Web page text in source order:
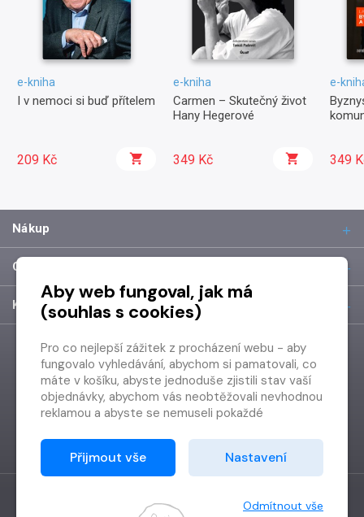
e-kniha
I v nemoci si buď přítelem
209 Kč
e-kniha
Carmen – Skutečný život
Hany Hegerové
349 Kč
e-
349
Nákup
O společnosti
Kontakt
Aby web fungoval, jak má
(souhlas s cookies)
Pro co nejlepší zážitek z procházení webu - aby
fungovalo vyhledávání, abychom si pamatovali, co
máte v košíku, abyste jednoduše zjistili stav vaší
objednávky, abychom vás neobtěžovali nevhodnou
reklamou a abyste se nemuseli pokaždé
Proto od vás potřebujeme souhlas se
zpracováním souborů cookies
Děkujeme, že nám ho dáte a pomůžete nám tak
Přijmout vše Nastavení
Odmítnout vše